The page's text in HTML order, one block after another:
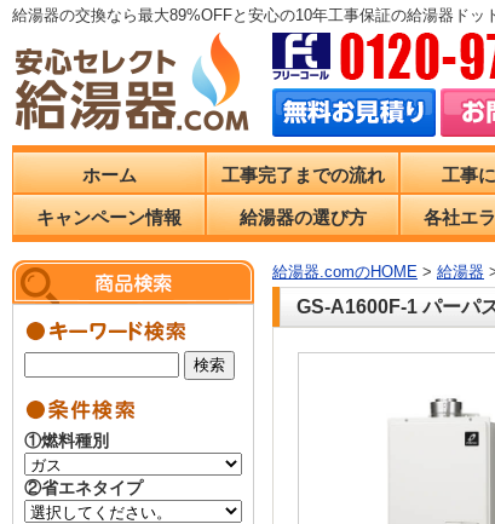
給湯器の交換なら最大89%OFFと安心の10年工事保証の給湯器ドッ
ホーム 工事完了までの流れ 工事
キャンペーン情報 給湯器の選び方 各社エ
給湯器.comのHOME > 給湯器
GS-A1600F-1 パーパ
①燃料種別
②省エネタイプ